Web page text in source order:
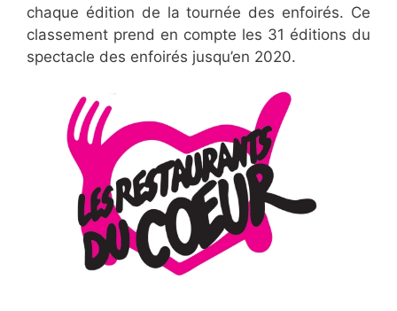
chaque édition de la tournée des enfoirés. Ce
classement prend en compte les 31 éditions du
spectacle des enfoirés jusqu’en 2020.